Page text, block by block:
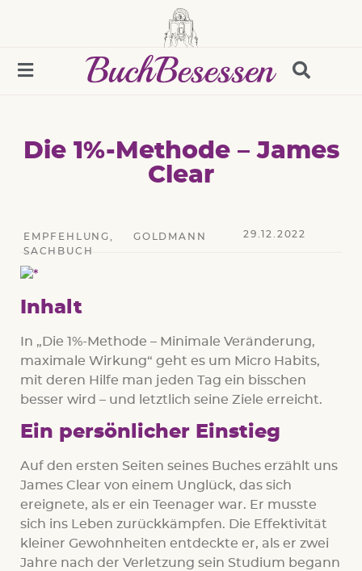
Die 1%-Methode – James
Clear
EMPFEHLUNG
SACHBUCH
GOLDMANN 29.12.2022
Inhalt
In „Die 1%-Methode – Minimale Veränderung,
maximale Wirkung“ geht es um Micro Habits,
mit deren Hilfe man jeden Tag ein bisschen
besser wird – und letztlich seine Ziele erreicht.
Ein persönlicher Einstieg
Auf den ersten Seiten seines Buches erzählt uns
James Clear von einem Unglück, das sich
ereignete, als er ein Teenager war. Er musste
sich ins Leben zurückkämpfen. Die Effektivität
kleiner Gewohnheiten entdeckte er, als er zwei
Jahre nach der Verletzung sein Studium begann